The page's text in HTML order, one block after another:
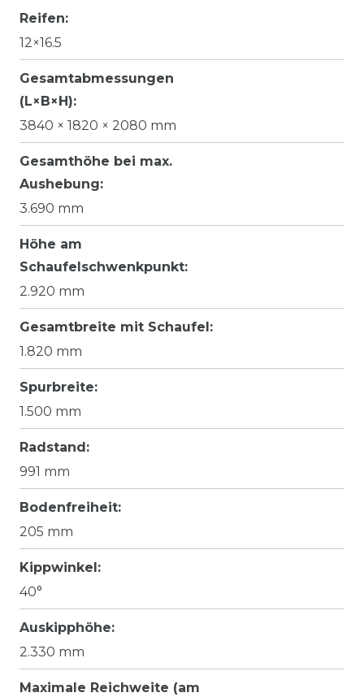
Reifen:
12×16.5
Gesamtabmessungen
(L×B×H):
3840 × 1820 × 2080 mm
Gesamthöhe bei max.
Aushebung:
3.690 mm
Höhe am
Schaufelschwenkpunkt:
2.920 mm
Gesamtbreite mit Schaufel:
1.820 mm
Spurbreite:
1.500 mm
Radstand:
991 mm
Bodenfreiheit:
205 mm
Kippwinkel:
40°
Auskipphöhe:
2.330 mm
Maximale Reichweite (am